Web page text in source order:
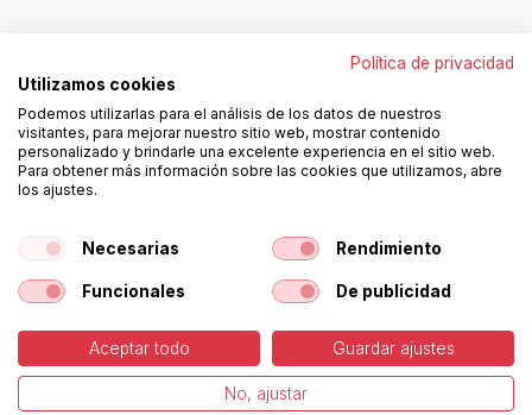
962250313
ortola@ortola-sa.es
Av. d'Albaida, s/n
46840 La Pobla del Duc (Valencia)
¡Síguenos!
Copyright © Ortolá, S.A. -Política de Cookies -Aviso
Legal
Política de privacidad
Utilizamos cookies
Podemos utilizarlas para el análisis de los datos de nuestros
visitantes, para mejorar nuestro sitio web, mostrar contenido
personalizado y brindarle una excelente experiencia en el sitio web.
Para obtener más información sobre las cookies que utilizamos, abre
los ajustes.
Necesarias Rendimiento
Funcionales De publicidad
Aceptar todo Guardar ajustes
No, ajustar